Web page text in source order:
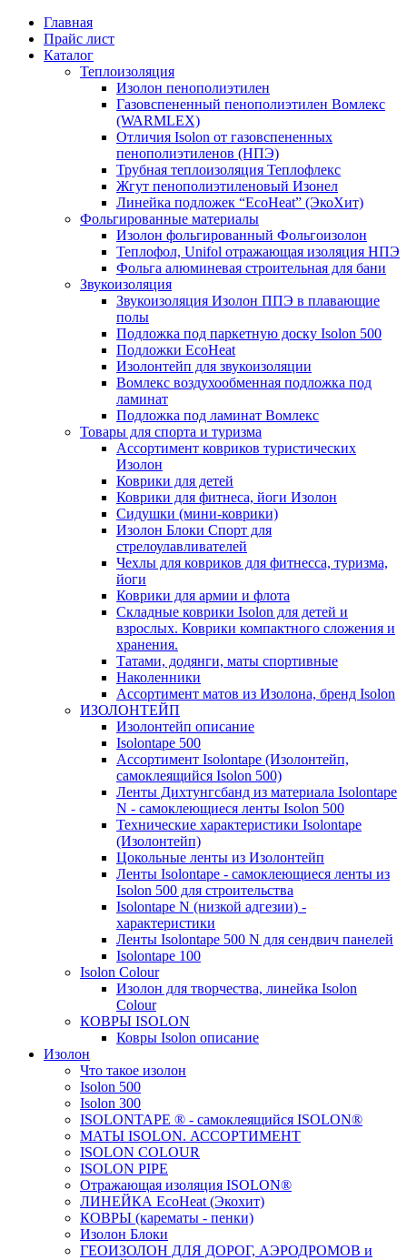
Главная
Прайс лист
Каталог
Теплоизоляция
Изолон пенополиэтилен
Газовспененный пенополиэтилен Вомлекс
(WARMLEX)
Отличия Isolon от газовспененных
пенополиэтиленов (НПЭ)
Трубная теплоизоляция Теплофлекс
Жгут пенополиэтиленовый Изонел
Линейка подложек “EcoHeat” (ЭкоХит)
Фольгированные материалы
Изолон фольгированный Фольгоизолон
Теплофол, Unifol отражающая изоляция НПЭ
Фольга алюминевая строительная для бани
Звукоизоляция
Звукоизоляция Изолон ППЭ в плавающие
полы
Подложка под паркетную доску Isolon 500
Подложки EcoHeat
Изолонтейп для звукоизоляции
Вомлекс воздухообменная подложка под
ламинат
Подложка под ламинат Вомлекс
Товары для спорта и туризма
Ассортимент ковриков туристических
Изолон
Коврики для детей
Коврики для фитнеса, йоги Изолон
Сидушки (мини-коврики)
Изолон Блоки Спорт для
стрелоулавливателей
Чехлы для ковриков для фитнесса, туризма,
йоги
Коврики для армии и флота
Складные коврики Isolon для детей и
взрослых. Коврики компактного сложения и
хранения.
Татами, додянги, маты спортивные
Наколенники
Ассортимент матов из Изолона, бренд Isolon
ИЗОЛОНТЕЙП
Изолонтейп описание
Isolontape 500
Ассортимент Isolontape (Изолонтейп,
самоклеящийся Isolon 500)
Ленты Дихтунгсбанд из материала Isolontape
N - самоклеющиеся ленты Isolon 500
Технические характеристики Isolontape
(Изолонтейп)
Цокольные ленты из Изолонтейп
Ленты Isolontape - самоклеющиеся ленты из
Isolon 500 для строительства
Isolontape N (низкой адгезии) -
характеристики
Ленты Isolontape 500 N для сендвич панелей
Isolontape 100
Isolon Colour
Изолон для творчества, линейка Isolon
Colour
КОВРЫ ISOLON
Ковры Isolon описание
Изолон
Что такое изолон
Isolon 500
Isolon 300
ISOLONTAPE ® - самоклеящийся ISOLON®
МАТЫ ISOLON. АССОРТИМЕНТ
ISOLON COLOUR
ISOLON PIPE
Отражающая изоляция ISOLON®
ЛИНЕЙКА EcoHeat (Экохит)
КОВРЫ (карематы - пенки)
Изолон Блоки
ГЕОИЗОЛОН ДЛЯ ДОРОГ, АЭРОДРОМОВ и